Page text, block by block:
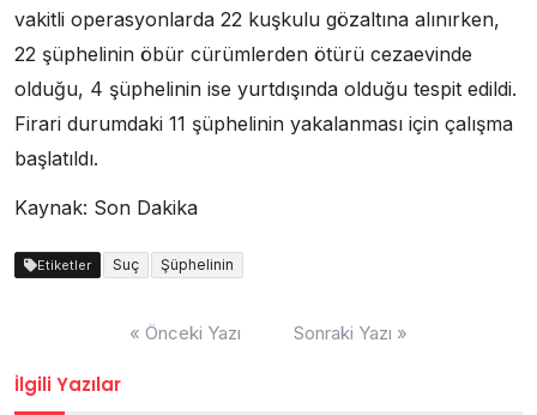
vakitli operasyonlarda 22 kuşkulu gözaltına alınırken,
22 şüphelinin öbür cürümlerden ötürü cezaevinde
olduğu, 4 şüphelinin ise yurtdışında olduğu tespit edildi.
Firari durumdaki 11 şüphelinin yakalanması için çalışma
başlatıldı.
Kaynak: Son Dakika
Etiketler Suç Şüphelinin
« Önceki Yazı Sonraki Yazı »
İlgili Yazılar